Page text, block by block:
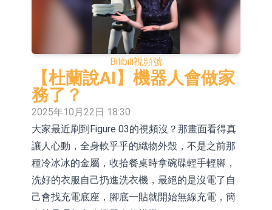
強國際運營能力的大型民爆企業集團
因美納：首批由中國生產製造基地生
產的本土化產品完成客戶交付
魯陽節能：公司汽車襯墊 CCMAX、
E2K、HBD系列產品已實現量產銷售
日韓股市收盤雙雙下挫
北京君正：預計後續仍將主要採用季
度調價的模式
【異動股】汽車整車板塊下挫，北汽
藍谷(600733.CN)跌6.38%
【異動股】港股漲幅榜前十，生物係
統工程股權(02902.HK)漲+231.25%，
中國智能健康(00348.HK)漲+133.33%
【異動股】鎢板塊拉升，中鎢高新
(000657.CN)漲7.24%
【異動股】昨日打二板以上表現板塊
Bilibili視頻號
【杜蘭說AI】機器人會做家
務了？
2025年10月22日 18:30
大家最近刷到Figure 03的視頻沒？那畫面看得真
讓人心動，全身軟乎乎的織物外殼，不是之前那
種冷冰冰的金屬，收拾餐桌時拿碗碟輕手輕腳，
洗好的衣服自己扔進洗衣機，最絕的是沒電了自
己會找充電底座，腳底一貼就開始無線充電，簡